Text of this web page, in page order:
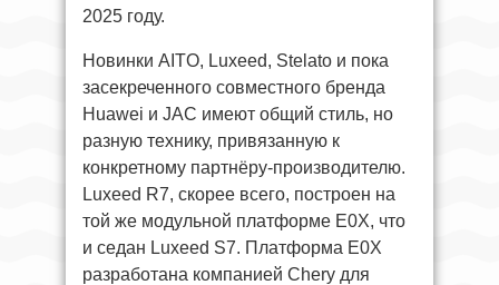
2025 году.
Новинки AITO, Luxeed, Stelato и пока
засекреченного совместного бренда
Huawei и JAC имеют общий стиль, но
разную технику, привязанную к
конкретному партнёру-производителю.
Luxeed R7, скорее всего, построен на
той же модульной платформе E0X, что
и седан Luxeed S7. Платформа E0X
разработана компанией Chery для